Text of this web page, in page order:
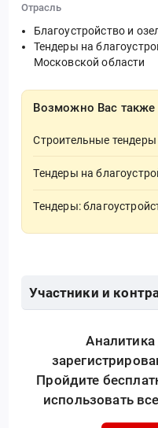
Отрасль
Благоустройство и
Тендеры на
Московской области
Возможно Вас также
Строительные
Тендеры на
Тендеры:
Участники и
Аналитика
Пройдите
использовать